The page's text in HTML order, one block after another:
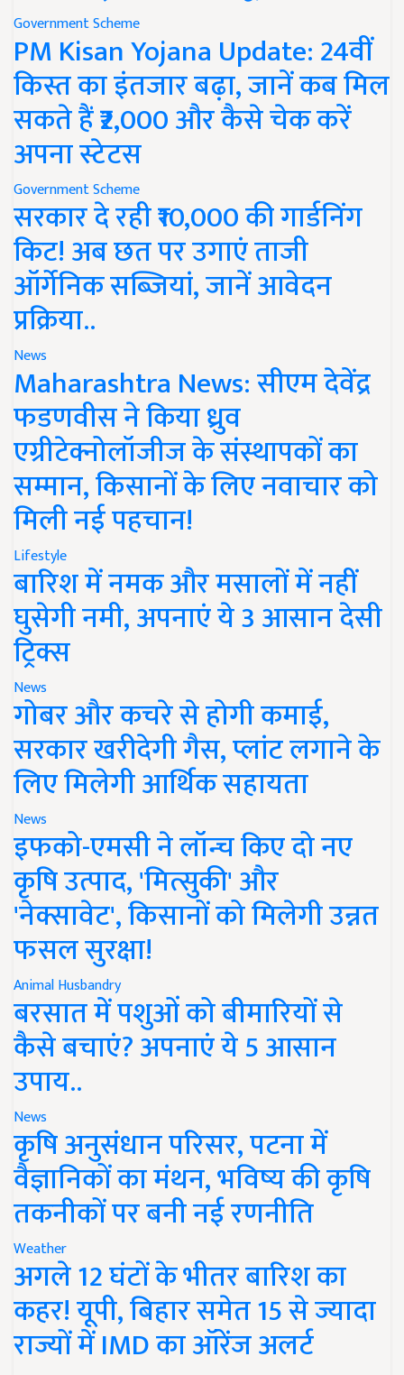
Government Scheme
PM Kisan Yojana Update: 24वीं
किस्त का इंतजार बढ़ा, जानें कब मिल
सकते हैं ₹2,000 और कैसे चेक करें
अपना स्टेटस
Government Scheme
सरकार दे रही ₹10,000 की गार्डनिंग
किट! अब छत पर उगाएं ताजी
ऑर्गेनिक सब्जियां, जानें आवेदन
प्रक्रिया..
News
Maharashtra News: सीएम देवेंद्र
फडणवीस ने किया ध्रुव
एग्रीटेक्नोलॉजीज के संस्थापकों का
सम्मान, किसानों के लिए नवाचार को
मिली नई पहचान!
Lifestyle
बारिश में नमक और मसालों में नहीं
घुसेगी नमी, अपनाएं ये 3 आसान देसी
ट्रिक्स
News
गोबर और कचरे से होगी कमाई,
सरकार खरीदेगी गैस, प्लांट लगाने के
लिए मिलेगी आर्थिक सहायता
News
इफको-एमसी ने लॉन्च किए दो नए
कृषि उत्पाद, 'मित्सुकी' और
'नेक्सावेट', किसानों को मिलेगी उन्नत
फसल सुरक्षा!
Animal Husbandry
बरसात में पशुओं को बीमारियों से
कैसे बचाएं? अपनाएं ये 5 आसान
उपाय..
News
कृषि अनुसंधान परिसर, पटना में
वैज्ञानिकों का मंथन, भविष्य की कृषि
तकनीकों पर बनी नई रणनीति
Weather
अगले 12 घंटों के भीतर बारिश का
कहर! यूपी, बिहार समेत 15 से ज्यादा
राज्यों में IMD का ऑरेंज अलर्ट